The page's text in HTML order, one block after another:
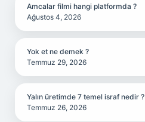
Amcalar filmi hangi platformda ?
Ağustos 4, 2026
Yok et ne demek ?
Temmuz 29, 2026
Yalın üretimde 7 temel israf nedir ?
Temmuz 26, 2026